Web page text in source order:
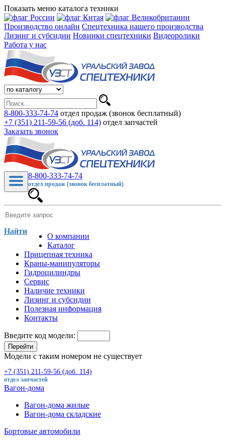
Показать меню каталога техники
Производство онлайн Спецтехника нашего производства
Лизинг и субсидии Новинки спецтехники Видеоролики
Работа у нас
8-800-333-74-74 отдел продаж (звонок бесплатный)
+7 (351) 211-59-56 (доб. 114) отдел запчастей
Заказать звонок
8-800-333-74-74
отдел продаж (звонок бесплатный)
Найти
О компании
Каталог
Прицепная техника
Краны-манипуляторы
Гидроцилиндры
Сервис
Наличие техники
Лизинг и субсидии
Полезная информация
Контакты
Введите код модели:
Перейти
Модели с таким номером не существует
+7 (351) 211-59-56 (доб. 114)
отдел запчастей
Вагон-дома
Вагон-дома жилые
Вагон-дома складские
Бортовые автомобили